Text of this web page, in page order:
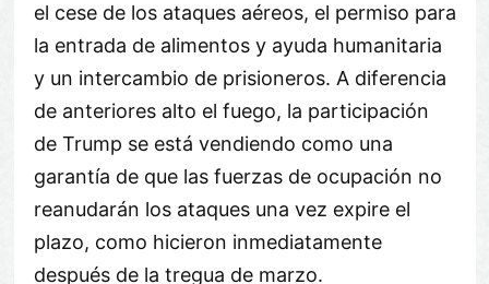
el cese de los ataques aéreos, el permiso para
la entrada de alimentos y ayuda humanitaria
y un intercambio de prisioneros. A diferencia
de anteriores alto el fuego, la participación
de Trump se está vendiendo como una
garantía de que las fuerzas de ocupación no
reanudarán los ataques una vez expire el
plazo, como hicieron inmediatamente
después de la tregua de marzo.